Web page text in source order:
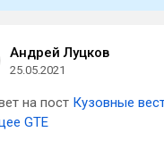
Андрей Луцков
25.05.2021
на пост Кузовные
GTE